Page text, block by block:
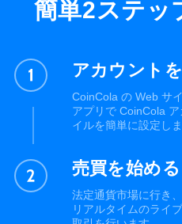
簡単2ステッ
アカウント
CoinCola の Web サ
アプリで CoinCola
イルを簡単に設定し
売買を始める
法定通貨市場に行き
リアルタイムのライ